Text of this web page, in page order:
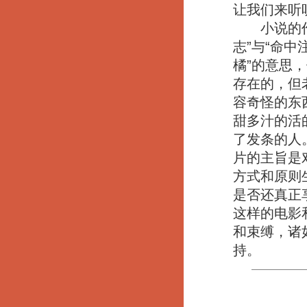
让我们来听
小说的作
志”与“命中
橘”的意思
存在的，但
容奇怪的东
甜多汁的活
了发条的人
片的主旨
方式和原则
是否还真正
这样的电影
和束缚，诸
持。